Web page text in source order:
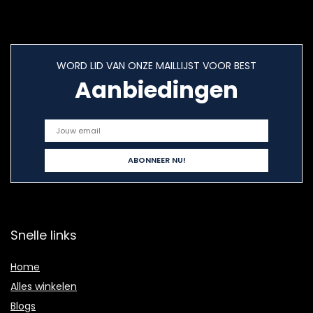
WORD LID VAN ONZE MAILLIJST VOOR BEST
Aanbiedingen
Snelle links
Home
Alles winkelen
Blogs